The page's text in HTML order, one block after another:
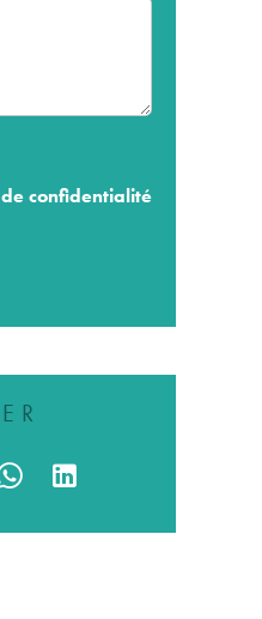
confidentialité